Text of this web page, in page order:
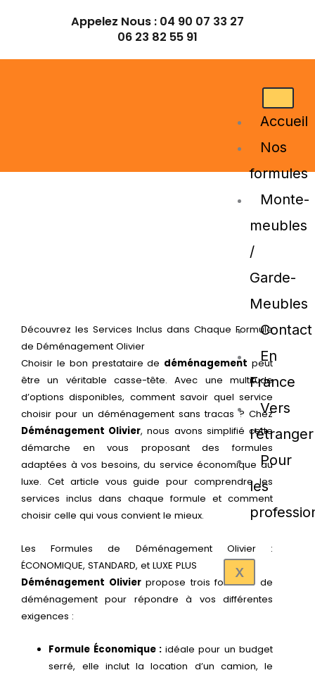
Appelez Nous : 04 90 07 33 27
06 23 82 55 91
Accueil
Nos
formules
Monte-
meubles
/
Garde-
Meubles
Contact
En
France
Vers
l’étranger
Pour
les
X
Découvrez les Services Inclus dans Chaque Formule
de Déménagement Olivier
Choisir le bon prestataire de déménagement peut
être un véritable casse-tête. Avec une multitude
d’options disponibles, comment savoir quel service
choisir pour un déménagement sans tracas ? Chez
Déménagement Olivier, nous avons simplifié cette
démarche en vous proposant des formules
adaptées à vos besoins, du service économique au
luxe. Cet article vous guide pour comprendre les
services inclus dans chaque formule et comment
choisir celle qui vous convient le mieux.
Les Formules de Déménagement Olivier :
ÉCONOMIQUE, STANDARD, et LUXE PLUS
Déménagement Olivierpropose trois formules de
déménagement pour répondre à vos différentes
exigences :
Formule Économique :idéale pour un budget
serré, elle inclut la location d’un camion, le